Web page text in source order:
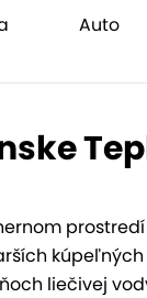
Auto
kúpeľných
liečivej